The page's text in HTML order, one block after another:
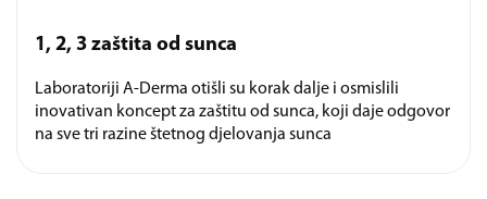
1, 2, 3 zaštita od sunca
Laboratoriji A-Derma otišli su korak dalje i osmislili
inovativan koncept za zaštitu od sunca, koji daje odgovor
na sve tri razine štetnog djelovanja sunca